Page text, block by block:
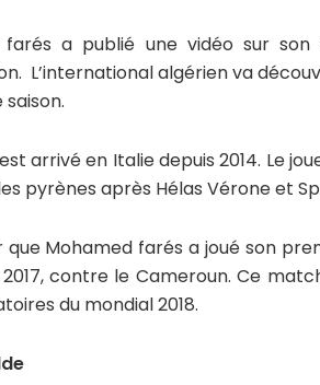
farés a publié une vidéo sur
L’international algérien va
arrivé en Italie depuis 2014. Le
pyrènes après Hélas Vérone et
Mohamed farés a joué son
contre le Cameroun. Ce
du mondial 2018.